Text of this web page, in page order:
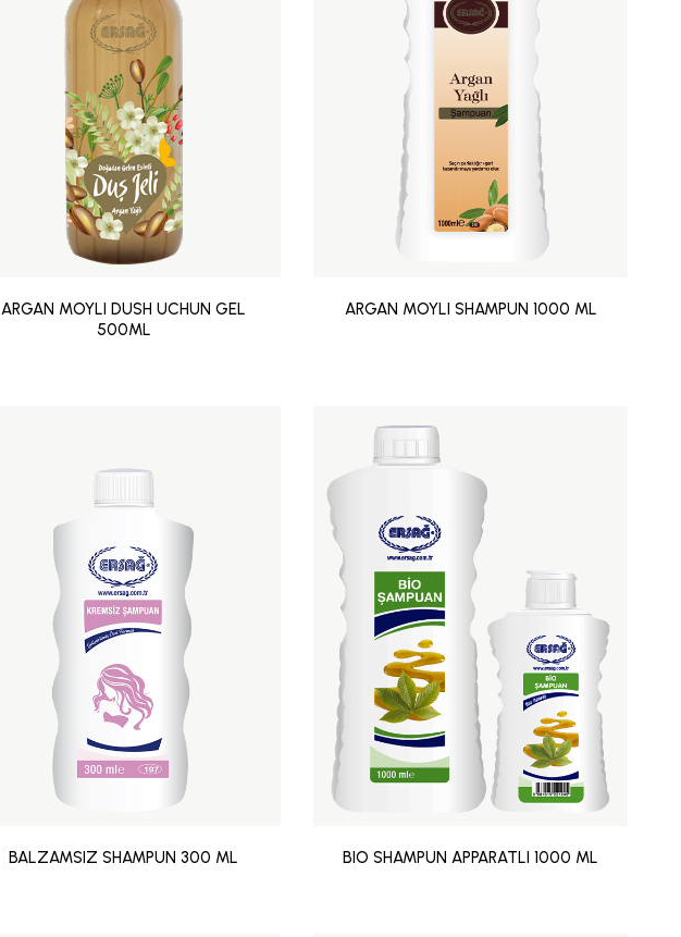
ARGAN MOYLI DUSH UCHUN GEL
500ML
ARGAN MOYLI SHAMPUN 1000 ML
BALZAMSIZ SHAMPUN 300 ML BIO SHAMPUN APPARATLI 1000 ML